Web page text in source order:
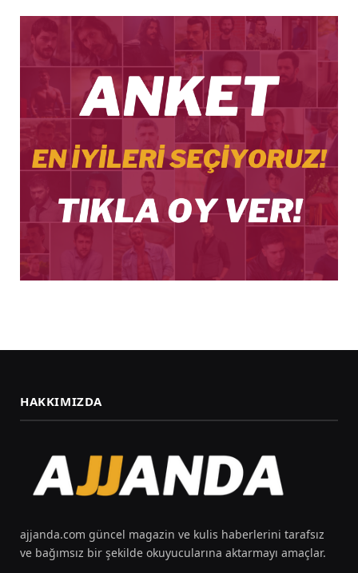
HAKKIMIZDA
ajjanda.com güncel magazin ve kulis haberlerini tarafsız
ve bağımsız bir şekilde okuyucularına aktarmayı amaçlar.